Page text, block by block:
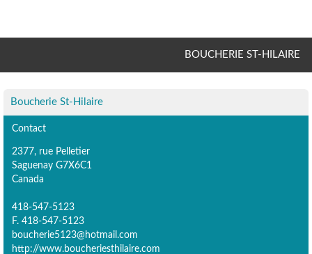
BOUCHERIE ST-HILAIRE
Boucherie St-Hilaire
Contact
2377, rue Pelletier
Saguenay G7X6C1
Canada
418-547-5123
F. 418-547-5123
boucherie5123@hotmail.com
http://www.boucheriesthilaire.com